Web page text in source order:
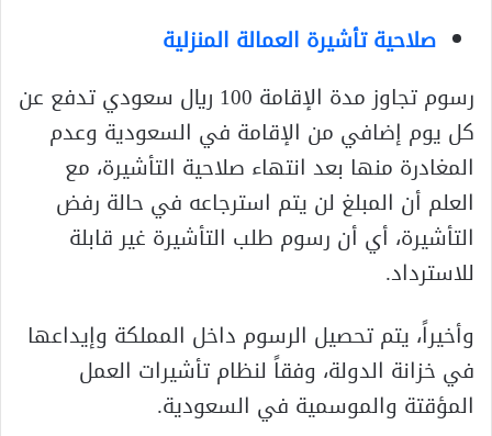
صلاحية تأشيرة العمالة المنزلية
رسوم تجاوز مدة الإقامة 100 ريال سعودي تدفع عن
كل يوم إضافي من الإقامة في السعودية وعدم
المغادرة منها بعد انتهاء صلاحية التأشيرة، مع
العلم أن المبلغ لن يتم استرجاعه في حالة رفض
التأشيرة، أي أن رسوم طلب التأشيرة غير قابلة
للاسترداد.
وأخيراً، يتم تحصيل الرسوم داخل المملكة وإيداعها
في خزانة الدولة، وفقاً لنظام تأشيرات العمل
المؤقتة والموسمية في السعودية.